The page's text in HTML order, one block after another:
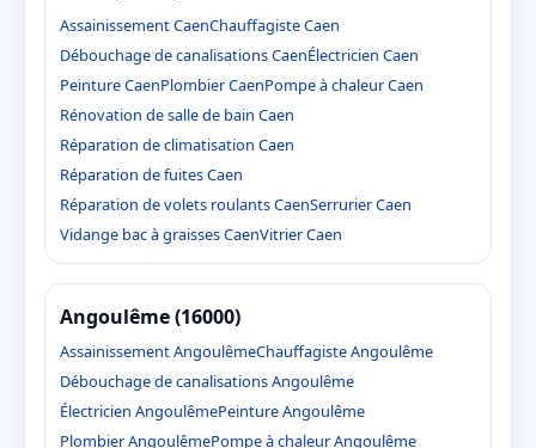
Assainissement CaenChauffagiste Caen
Débouchage de canalisations CaenÉlectricien Caen
Peinture CaenPlombier CaenPompe à chaleur Caen
Rénovation de salle de bain Caen
Réparation de climatisation Caen
Réparation de fuites Caen
Réparation de volets roulants CaenSerrurier Caen
Vidange bac à graisses CaenVitrier Caen
Angoulême (16000)
Assainissement AngoulêmeChauffagiste Angoulême
Débouchage de canalisations Angoulême
Électricien AngoulêmePeinture Angoulême
Plombier AngoulêmePompe à chaleur Angoulême